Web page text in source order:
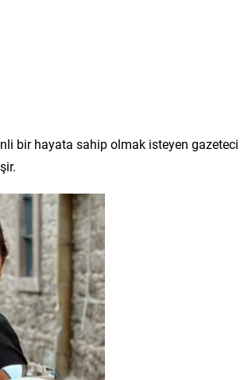
bir hayata sahip olmak isteyen gazeteci